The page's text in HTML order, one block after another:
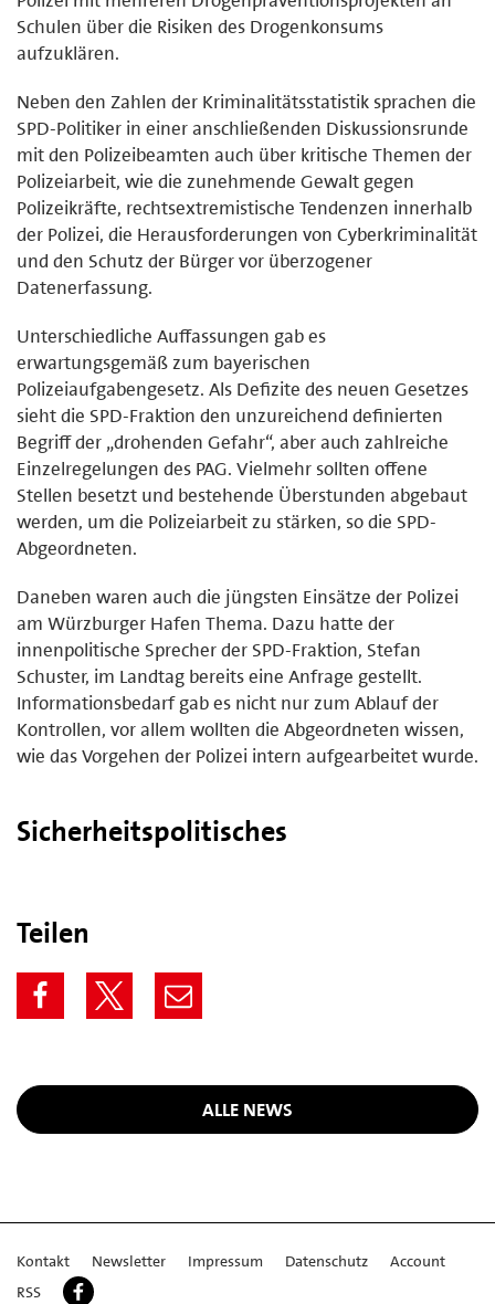
Schulen über die Risiken des Drogenkonsums
aufzuklären.
Neben den Zahlen der Kriminalitätsstatistik sprachen die
SPD-Politiker in einer anschließenden Diskussionsrunde
mit den Polizeibeamten auch über kritische Themen der
Polizeiarbeit, wie die zunehmende Gewalt gegen
Polizeikräfte, rechtsextremistische Tendenzen innerhalb
der Polizei, die Herausforderungen von Cyberkriminalität
und den Schutz der Bürger vor überzogener
Datenerfassung.
Unterschiedliche Auffassungen gab es
erwartungsgemäß zum bayerischen
Polizeiaufgabengesetz. Als Defizite des neuen Gesetzes
sieht die SPD-Fraktion den unzureichend definierten
Begriff der „drohenden Gefahr“, aber auch zahlreiche
Einzelregelungen des PAG. Vielmehr sollten offene
Stellen besetzt und bestehende Überstunden abgebaut
werden, um die Polizeiarbeit zu stärken, so die SPD-
Abgeordneten.
Daneben waren auch die jüngsten Einsätze der Polizei
am Würzburger Hafen Thema. Dazu hatte der
innenpolitische Sprecher der SPD-Fraktion, Stefan
Schuster, im Landtag bereits eine Anfrage gestellt.
Informationsbedarf gab es nicht nur zum Ablauf der
Kontrollen, vor allem wollten die Abgeordneten wissen,
wie das Vorgehen der Polizei intern aufgearbeitet wurde.
Sicherheitspolitisches
Teilen
ALLE NEWS
Kontakt Newsletter Impressum Datenschutz
Account
RSS